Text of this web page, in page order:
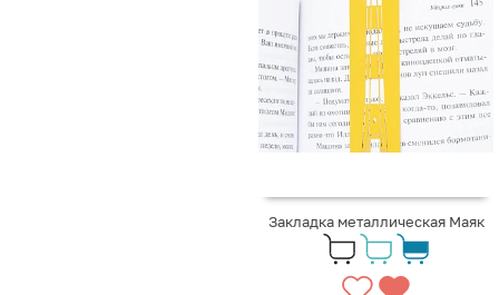
Закладка металлическая Маяк